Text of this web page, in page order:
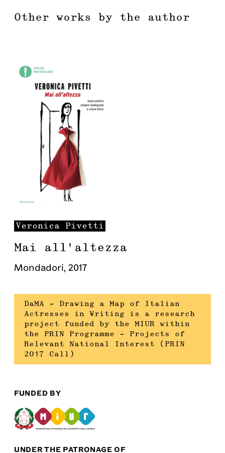
Other works by the author
Veronica Pivetti
Mai all'altezza
Mondadori, 2017
DaMA – Drawing a Map of Italian
Actresses in Writing is a research
project funded by the MIUR within
the PRIN Programme – Projects of
Relevant National Interest (PRIN
2017 Call)
FUNDED BY
UNDER THE PATRONAGE OF